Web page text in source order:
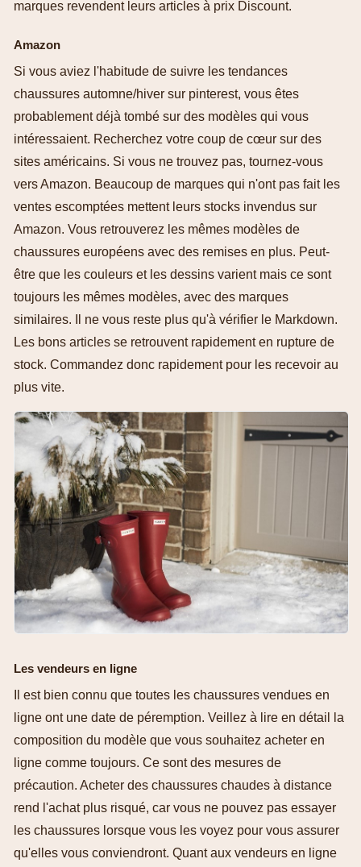
marques revendent leurs articles à prix Discount.
Amazon
Si vous aviez l'habitude de suivre les tendances
chaussures automne/hiver sur pinterest, vous êtes
probablement déjà tombé sur des modèles qui vous
intéressaient. Recherchez votre coup de cœur sur des
sites américains. Si vous ne trouvez pas, tournez-vous
vers Amazon. Beaucoup de marques qui n'ont pas fait les
ventes escomptées mettent leurs stocks invendus sur
Amazon. Vous retrouverez les mêmes modèles de
chaussures européens avec des remises en plus. Peut-
être que les couleurs et les dessins varient mais ce sont
toujours les mêmes modèles, avec des marques
similaires. Il ne vous reste plus qu'à vérifier le Markdown.
Les bons articles se retrouvent rapidement en rupture de
stock. Commandez donc rapidement pour les recevoir au
plus vite.
Les vendeurs en ligne
Il est bien connu que toutes les chaussures vendues en
ligne ont une date de péremption. Veillez à lire en détail la
composition du modèle que vous souhaitez acheter en
ligne comme toujours. Ce sont des mesures de
précaution. Acheter des chaussures chaudes à distance
rend l'achat plus risqué, car vous ne pouvez pas essayer
les chaussures lorsque vous les voyez pour vous assurer
qu'elles vous conviendront. Quant aux vendeurs en ligne